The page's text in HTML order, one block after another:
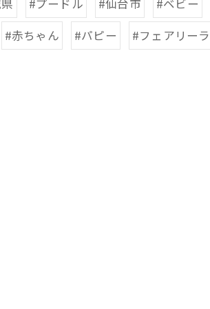
#赤ちゃん
#パピー #フェアリー